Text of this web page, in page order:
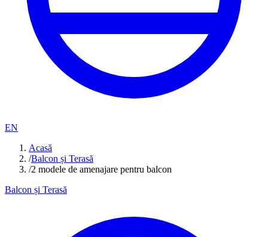
EN
Acasă
/Balcon și Terasă
/2 modele de amenajare pentru balcon
Balcon și Terasă